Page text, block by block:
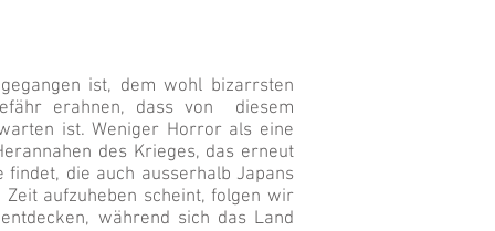
ist, dem wohl bizarrsten
erahnen, dass von diesem
ist. Weniger Horror als eine
des Krieges, das erneut
die auch ausserhalb Japans
aufzuheben scheint, folgen wir
während sich das Land